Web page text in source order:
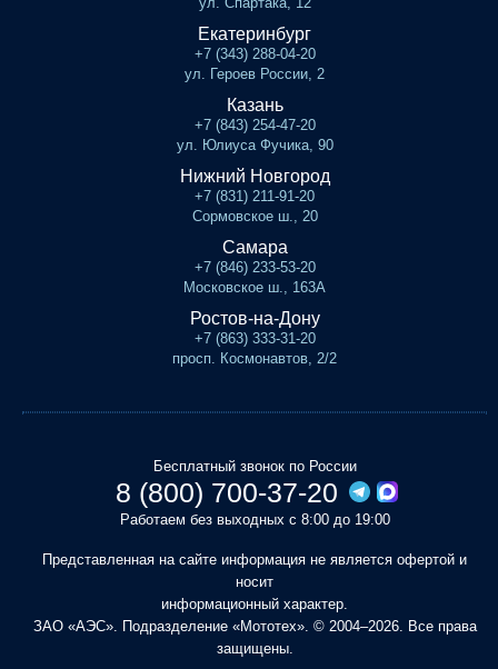
Екатеринбург
+7 (343) 288-04-20
ул. Героев России, 2
Казань
+7 (843) 254-47-20
ул. Юлиуса Фучика, 90
Нижний Новгород
+7 (831) 211-91-20
Сормовское ш., 20
Самара
+7 (846) 233-53-20
Московское ш., 163А
Ростов-на-Дону
+7 (863) 333-31-20
просп. Космонавтов, 2/2
Бесплатный звонок по России
8 (800) 700-37-20
Работаем без выходных с 8:00 до 19:00
Представленная на сайте информация не является офертой и
носит
информационный характер.
ЗАО «АЭС». Подразделение «Мототех». © 2004–2026. Все права
защищены.